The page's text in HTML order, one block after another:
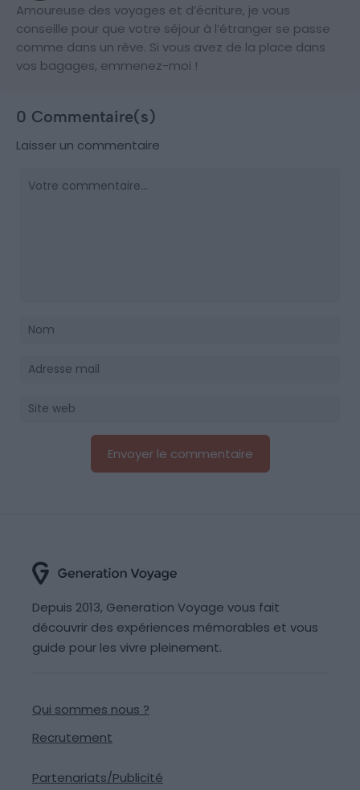
Amoureuse des voyages et d’écriture, je vous
conseille pour que votre séjour à l’étranger se passe
comme dans un rêve. Si vous avez de la place dans
vos bagages, emmenez-moi !
0 Commentaire(s)
Laisser un commentaire
Depuis 2013, Generation Voyage vous fait
découvrir des expériences mémorables et vous
guide pour les vivre pleinement.
Qui sommes nous ?
Recrutement
Partenariats/Publicité